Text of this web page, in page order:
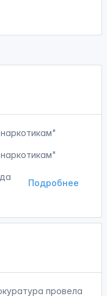
Подробнее
провела